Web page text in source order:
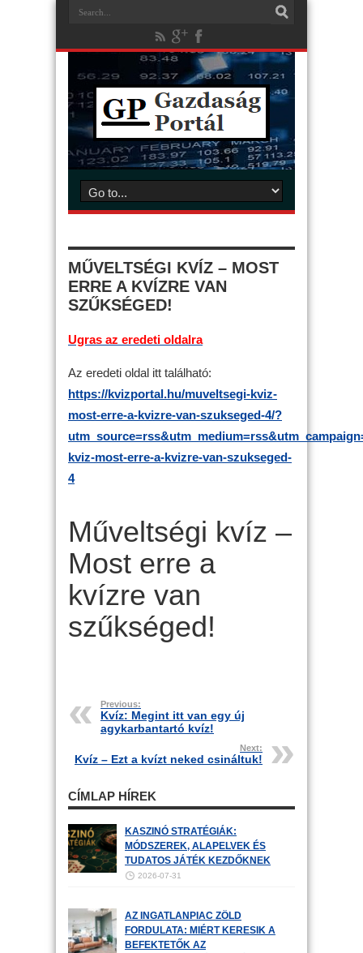
MŰVELTSÉGI KVÍZ – MOST
ERRE A KVÍZRE VAN
SZŰKSÉGED!
Ugras az eredeti oldalra
Az eredeti oldal itt található:
https://kvizportal.hu/muveltsegi-kviz-
most-erre-a-kvizre-van-szukseged-4/?
kviz-most-erre-a-kvizre-van-szukseged-
4
Műveltségi kvíz –
Most erre a
kvízre van
szűkséged!
Previous:
Kvíz: Megint itt van egy új
agykarbantartó kvíz!
Next:
Kvíz – Ezt a kvízt neked csináltuk!
CÍMLAP HÍREK
KASZINÓ STRATÉGIÁK:
MÓDSZEREK, ALAPELVEK ÉS
TUDATOS JÁTÉK KEZDŐKNEK
2026-07-31
AZ INGATLANPIAC ZÖLD
FORDULATA: MIÉRT KERESIK A
BEFEKTETŐK AZ